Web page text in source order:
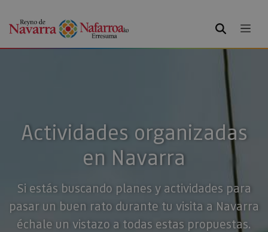
BUSCAR
Actividades organizadas
en Navarra
Si estás buscando planes y actividades para
pasar un buen rato durante tu visita a Navarra
échale un vistazo a todas estas propuestas.